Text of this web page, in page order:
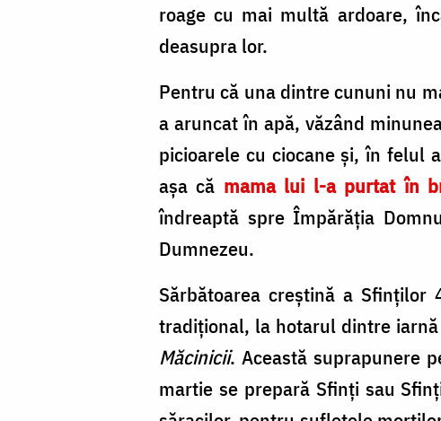
roage cu mai multă ardoare,
deasupra lor.
Pentru că una dintre cununi nu
a aruncat în apă, văzând
picioarele cu ciocane și, în felul
așa că mama lui l-a purtat în
îndreaptă spre Împărăția
Dumnezeu.
Sărbătoarea creștină a
tradițional, la hotarul dintre
Măcinicii. Această suprapunere
martie se prepară Sfinţi sau